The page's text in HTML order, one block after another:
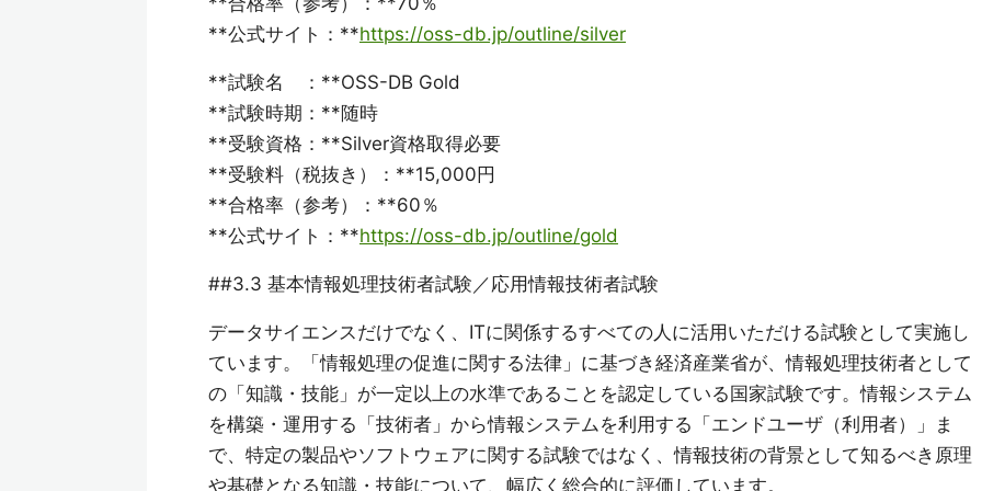
**公式サイト：**https://oss-db.jp/outline/silver
**試験名 ：**OSS-DB Gold
**試験時期：**随時
**受験資格：**Silver資格取得必要
**受験料（税抜き）：**15,000円
**合格率（参考）：**60％
**公式サイト：**https://oss-db.jp/outline/gold
##3.3 基本情報処理技術者試験／応用情報技術者試験
データサイエンスだけでなく、ITに関係するすべての人に活用いただける試験として実施し
ています。「情報処理の促進に関する法律」に基づき経済産業省が、情報処理技術者として
の「知識・技能」が一定以上の水準であることを認定している国家試験です。情報システム
を構築・運用する「技術者」から情報システムを利用する「エンドユーザ（利用者）」ま
で、特定の製品やソフトウェアに関する試験ではなく、情報技術の背景として知るべき原理
や基礎となる知識・技能について、幅広く総合的に評価しています。